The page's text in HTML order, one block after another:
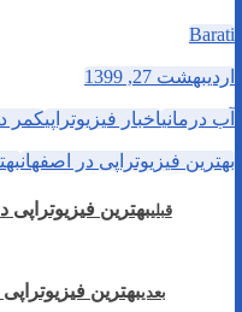
Barati
اردیبهشت 27, 1399
آب درمانیاخبار فیزیوتراپیکمر
بهترین فیزیوتراپی در اصفهان
قبلیبهترین
بعدیبهترین